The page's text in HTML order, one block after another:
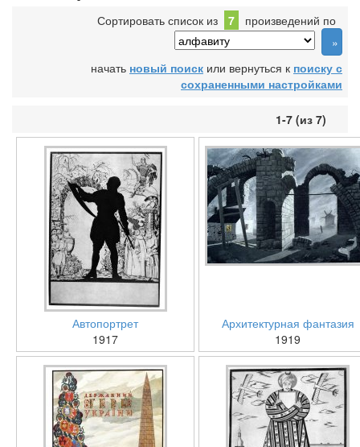
Сортировать список из 7 произведений по
начать новый поиск или вернуться к поиску с
сохраненными настройками
1-7 (из 7)
Автопортрет
1917
Архитектурная фантазия
1919